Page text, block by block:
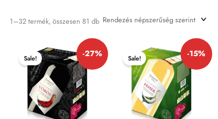
1–32 termék, összesen 81 db
-27%
Sale!
Original
price
was:
5590 Ft.
Current
price
is:
4080 Ft.
-15%
Sale!
Original
price
was:
6650 Ft.
Current
price
is:
5655 Ft.